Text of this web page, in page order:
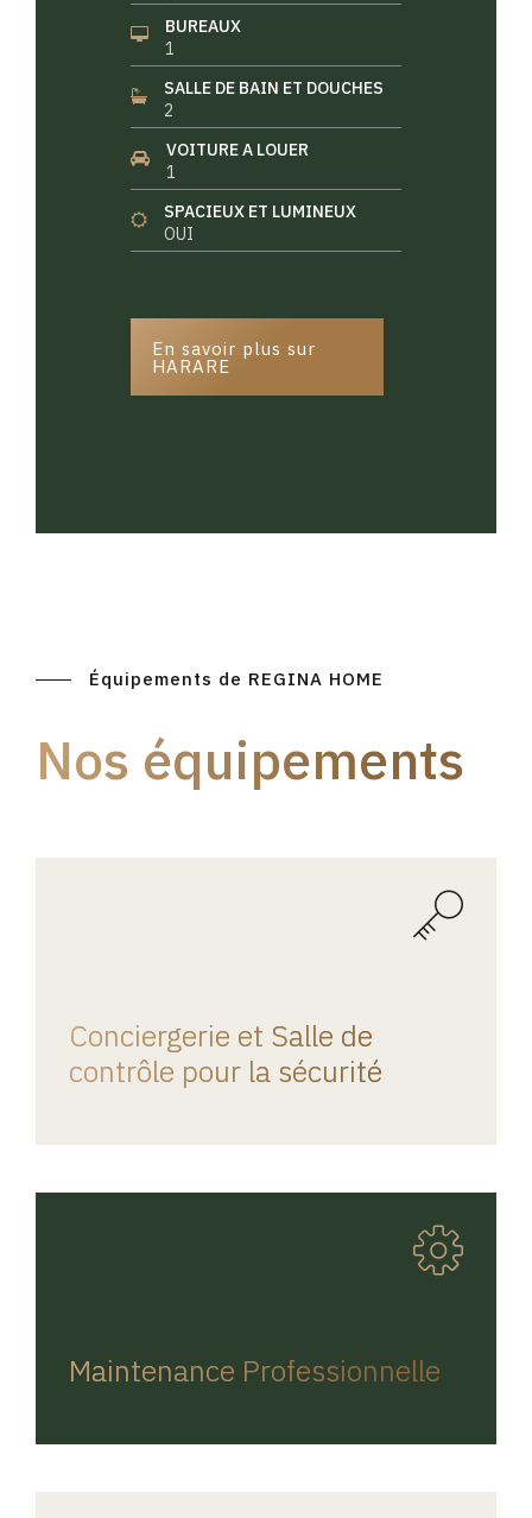
BUREAUX
1
SALLE DE BAIN ET DOUCHES
2
VOITURE A LOUER
1
SPACIEUX ET LUMINEUX
OUI
En savoir plus sur
HARARE
Équipements de REGINA HOME
Nos équipements
Conciergerie et Salle de
contrôle pour la sécurité
Maintenance Professionnelle